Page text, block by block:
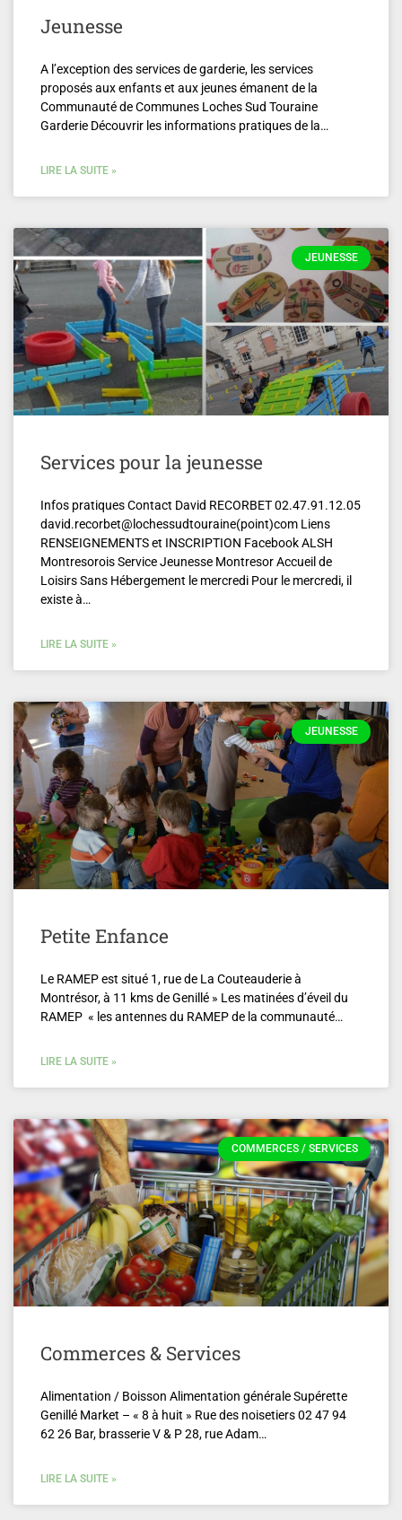
Jeunesse
A l’exception des services de garderie, les services
proposés aux enfants et aux jeunes émanent de la
Communauté de Communes Loches Sud Touraine
Garderie Découvrir les informations pratiques de la…
LIRE LA SUITE »
JEUNESSE
Services pour la jeunesse
Infos pratiques Contact David RECORBET 02.47.91.12.05
david.recorbet@lochessudtouraine(point)com Liens
RENSEIGNEMENTS et INSCRIPTION Facebook ALSH
Montresorois Service Jeunesse Montresor Accueil de
Loisirs Sans Hébergement le mercredi Pour le mercredi, il
existe à…
LIRE LA SUITE »
JEUNESSE
Petite Enfance
Le RAMEP est situé 1, rue de La Couteauderie à
Montrésor, à 11 kms de Genillé » Les matinées d’éveil du
RAMEP « les antennes du RAMEP de la communauté…
LIRE LA SUITE »
COMMERCES / SERVICES
Commerces & Services
Alimentation / Boisson Alimentation générale Supérette
Genillé Market – « 8 à huit » Rue des noisetiers 02 47 94
62 26 Bar, brasserie V & P 28, rue Adam…
LIRE LA SUITE »